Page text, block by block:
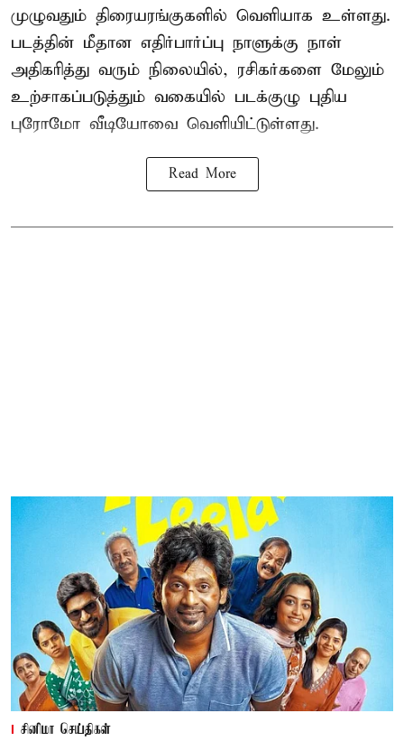
முழுவதும் திரையரங்குகளில் வெளியாக உள்ளது.
படத்தின் மீதான எதிர்பார்ப்பு நாளுக்கு நாள்
அதிகரித்து வரும் நிலையில், ரசிகர்களை மேலும்
உற்சாகப்படுத்தும் வகையில் படக்குழு புதிய
புரோமோ வீடியோவை வெளியிட்டுள்ளது.
Read More
சினிமா செய்திகள்